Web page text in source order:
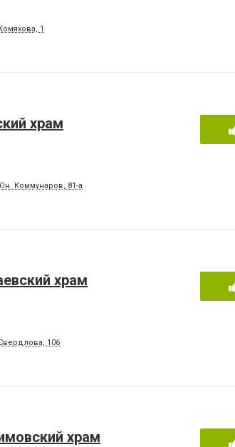
1
храм
Коммунаров, 81-а
храм
106
храм